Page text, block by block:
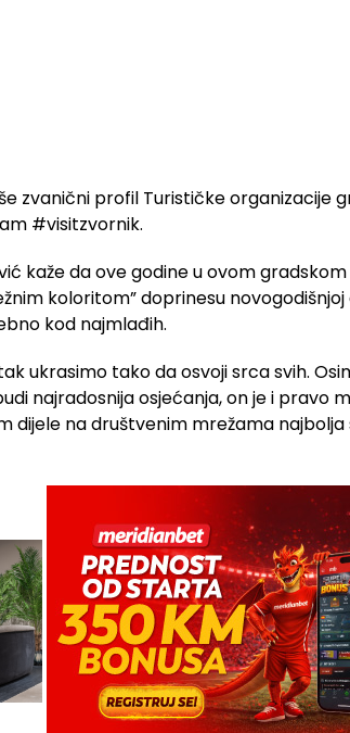
zvanični profil Turističke organizacije
#visitzvornik.
kaže da ove godine u ovom
koloritom” doprinesu novogodišnjoj
kod najmlađih.
ukrasimo tako da osvoji srca svih.
najradosnija osjećanja, on je i pravo
dijele na društvenim mrežama najbolja